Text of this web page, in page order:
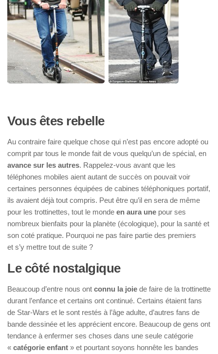
Vous êtes rebelle
Au contraire faire quelque chose qui n’est pas encore adopté ou
comprit par tous le monde fait de vous quelqu’un de spécial, en
avance sur les autres. Rappelez-vous avant que les
téléphones mobiles aient autant de succès on pouvait voir
certaines personnes équipées de cabines téléphoniques portatif,
ils avaient déjà tout compris. Peut être qu’il en sera de même
pour les trottinettes, tout le monde en aura une pour ses
nombreux bienfaits pour la planète (écologique), pour la santé et
son coté pratique. Pourquoi ne pas faire partie des premiers
et s’y mettre tout de suite ?
Le côté nostalgique
Beaucoup d’entre nous ont connu la joie de faire de la trottinette
durant l’enfance et certains ont continué. Certains étaient fans
de Star-Wars et le sont restés à l’âge adulte, d’autres fans de
bande dessinée et les apprécient encore. Beaucoup de gens ont
tendance à enfermer ses choses dans une seule catégorie
« catégorie enfant » et pourtant soyons honnête les bandes